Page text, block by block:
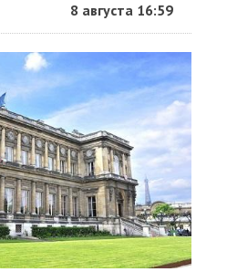
8 августа 16:59